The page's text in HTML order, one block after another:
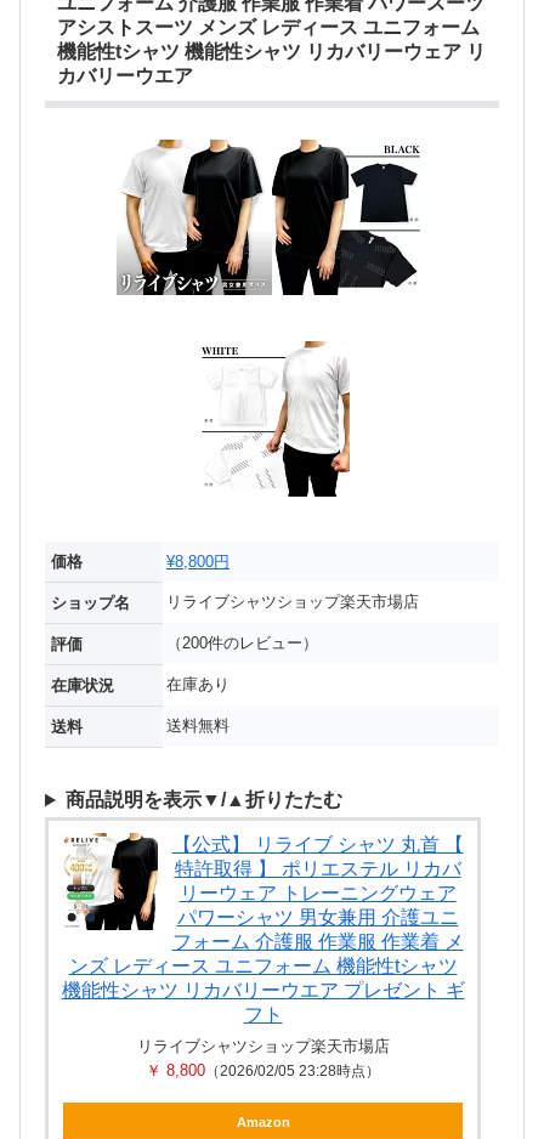
アシストスーツ メンズ レディース ユニフォーム
機能性tシャツ 機能性シャツ リカバリーウェア リ
カバリーウエア
価格 ¥8,800円
ショップ名 リライブシャツショップ楽天市場店
評価 （200件のレビュー）
在庫状況 在庫あり
送料 送料無料
商品説明を表示▼/▲折りたたむ
【公式】 リライブ シャツ 丸首 【
特許取得 】 ポリエステル リカバ
リーウェア トレーニングウェア
パワーシャツ 男女兼用 介護ユニ
フォーム 介護服 作業服 作業着 メ
ンズ レディース ユニフォーム 機能性tシャツ
機能性シャツ リカバリーウエア プレゼント ギ
フト
リライブシャツショップ楽天市場店
￥ 8,800 （2026/02/05 23:28時点）
Amazon